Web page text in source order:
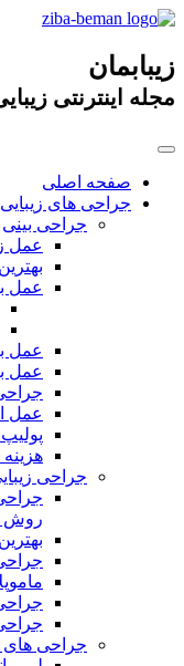
زیبابمان
مجله اینترنتی
صفحه اصلی
جراحی های زیبایی
جراحی بینی
عمل
عمل
عمل
عمل
عمل
جراحی
روش
جراحی های